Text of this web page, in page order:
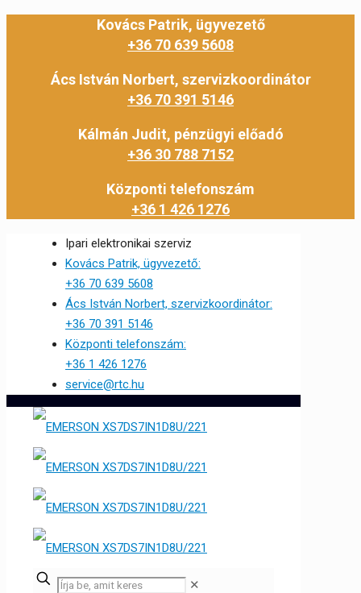
Kovács Patrik, ügyvezető
+36 70 639 5608
Ács István Norbert, szervizkoordinátor
+36 70 391 5146
Kálmán Judit, pénzügyi előadó
+36 30 788 7152
Központi telefonszám
+36 1 426 1276
Ipari elektronikai szerviz
Kovács Patrik, ügyvezető:
+36 70 639 5608
Ács István Norbert, szervizkoordinátor:
+36 70 391 5146
Központi telefonszám:
+36 1 426 1276
service@rtc.hu
✕